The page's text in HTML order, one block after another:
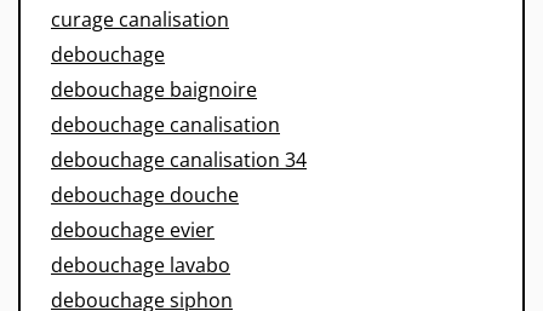
curage canalisation
debouchage
debouchage baignoire
debouchage canalisation
debouchage canalisation 34
debouchage douche
debouchage evier
debouchage lavabo
debouchage siphon